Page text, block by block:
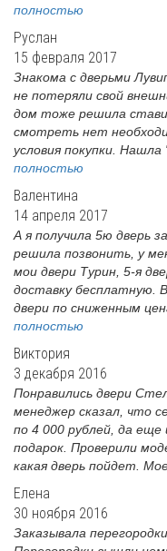
полностью
Руслан
15 февраля 2017
Знакома с дверьми
не потеряли свой
дом тоже решила
смотреть нет
условия покупки. Нашла
полностью
Валентина
14 апреля 2017
А я получила 5ю дверь
решила позвонить, у
мои двери Турин, 5-я
доставку бесплатную.
двери по сниженным
полностью
Виктория
3 декабря 2016
Понравились двери
менеджер сказал, что
по 4 000 рублей, да еще
подарок. Проверили
какая дверь пойдет.
Елена
30 ноября 2016
Заказывала